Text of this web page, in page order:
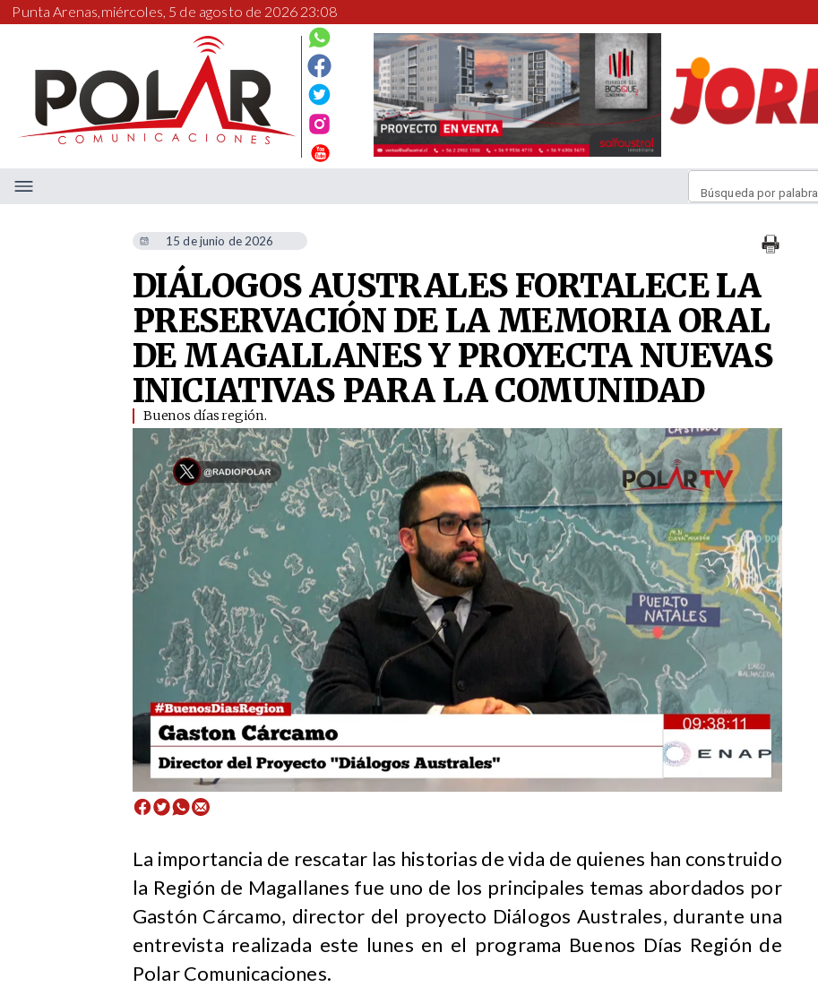
Punta Arenas,miércoles, 5 de agosto de 2026 23:08
Búsqueda por palabra
15 de junio de 2026
DIÁLOGOS AUSTRALES FORTALECE LA
PRESERVACIÓN DE LA MEMORIA ORAL
DE MAGALLANES Y PROYECTA NUEVAS
INICIATIVAS PARA LA COMUNIDAD
Buenos días región.
La importancia de rescatar las historias de vida de quienes han construido
la Región de Magallanes fue uno de los principales temas abordados por
Gastón Cárcamo, director del proyecto Diálogos Australes, durante una
entrevista realizada este lunes en el programa Buenos Días Región de
Polar Comunicaciones.